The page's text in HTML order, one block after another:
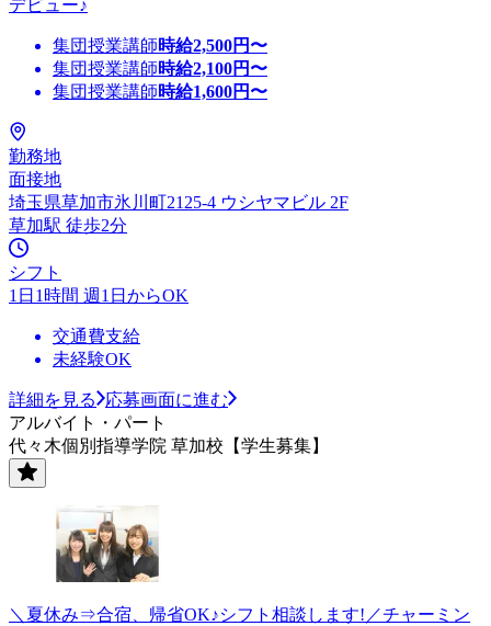
デビュー♪
集団授業講師時給2,500円〜
集団授業講師時給2,100円〜
集団授業講師時給1,600円〜
勤務地
面接地
埼玉県草加市氷川町2125-4 ウシヤマビル 2F
草加駅 徒歩2分
シフト
1日1時間 週1日からOK
交通費支給
未経験OK
詳細を見る
応募画面に進む
アルバイト・パート
代々木個別指導学院 草加校【学生募集】
＼夏休み⇒合宿、帰省OK♪シフト相談します!／チャーミン